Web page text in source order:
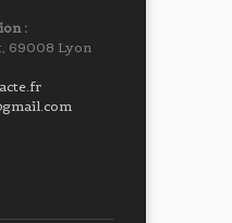
:
69008 Lyon